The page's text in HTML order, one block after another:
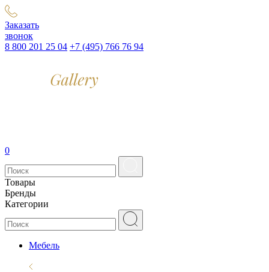
Заказать
звонок
8 800 201 25 04 +7 (495) 766 76 94
0
Товары
Бренды
Категории
Мебель